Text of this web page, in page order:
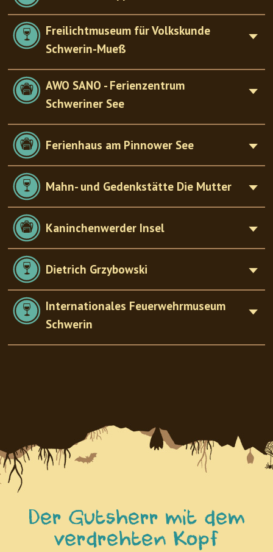
Freilichtmuseum für Volkskunde
Schwerin-Mueß
AWO SANO - Ferienzentrum
Schweriner See
Ferienhaus am Pinnower See
Mahn- und Gedenkstätte Die Mutter
Kaninchenwerder Insel
Dietrich Grzybowski
Internationales Feuerwehrmuseum
Schwerin
Der Gutsherr mit dem
verdrehten Kopf